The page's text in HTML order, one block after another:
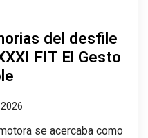
del desfile
FIT El Gesto
se acercaba como